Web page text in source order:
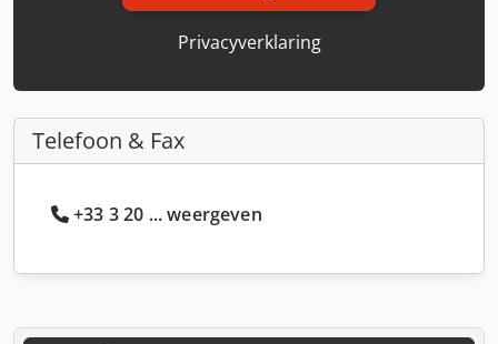
Privacyverklaring
Telefoon & Fax
+33 3 20 ... weergeven